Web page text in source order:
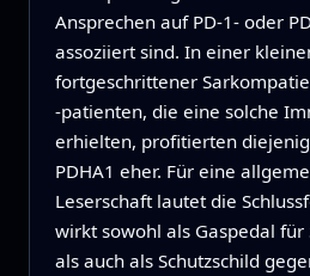
Ansprechen auf PD‑1‑ oder
assoziiert sind. In einer
fortgeschrittener
‑patienten, die eine solche
erhielten, profitierten
PDHA1 eher. Für eine
Leserschaft lautet die
wirkt sowohl als Gaspedal für
als auch als Schutzschild